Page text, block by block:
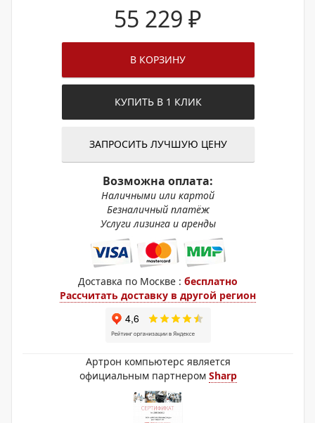
55 229 ₽
В КОРЗИНУ
КУПИТЬ В 1 КЛИК
ЗАПРОСИТЬ ЛУЧШУЮ ЦЕНУ
Возможна оплата:
Наличными или картой
Безналичный платёж
Услуги лизинга и аренды
Доставка по Москве : бесплатно
Рассчитать доставку в другой регион
Артрон компьютерс является
официальным партнером Sharp